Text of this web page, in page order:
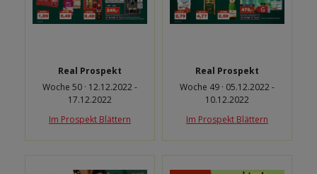
Real Prospekt
Woche 50 · 12.12.2022 -
17.12.2022
Im Prospekt Blättern
Real Prospekt
Woche 49 · 05.12.2022 -
10.12.2022
Im Prospekt Blättern